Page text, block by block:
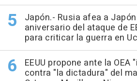
Japón.- Rusia afea a
aniversario del ataque de
para criticar la guerra en
EEUU propone ante la OEA
contra "la dictadura" del